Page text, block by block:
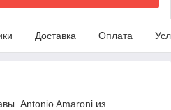
Доставка Оплата
Antonio Amaroni из